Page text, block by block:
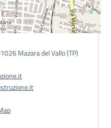
Mazara del Vallo (TP)